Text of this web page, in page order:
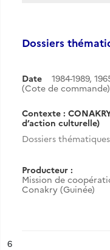
Dossiers
Date 1984-1989,
(Cote de commande)
Contexte :
d’action culturelle)
Dossiers thématiques
Producteur :
Mission de
Conakry (Guinée)
n°
6